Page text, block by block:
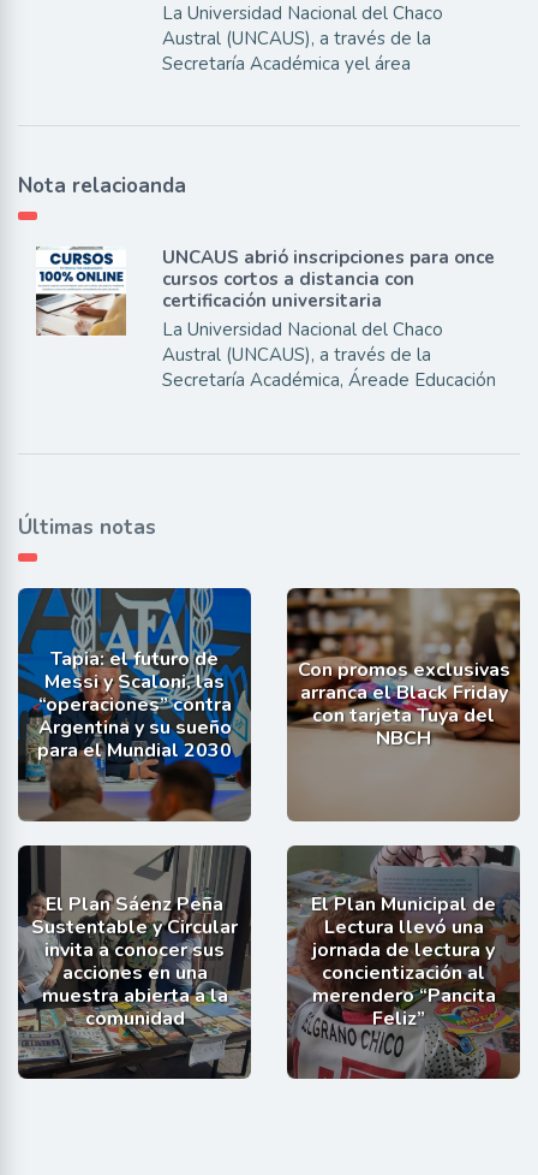
La Universidad Nacional del Chaco
Austral (UNCAUS), a través de la
Secretaría Académica yel área
Nota relacioanda
UNCAUS abrió inscripciones para once
cursos cortos a distancia con
certificación universitaria
La Universidad Nacional del Chaco
Austral (UNCAUS), a través de la
Secretaría Académica, Áreade Educación
Últimas notas
Tapia: el futuro de
Messi y Scaloni, las
“operaciones” contra
Argentina y su sueño
para el Mundial 2030
Con promos exclusivas
arranca el Black Friday
con tarjeta Tuya del
NBCH
El Plan Sáenz Peña
Sustentable y Circular
invita a conocer sus
acciones en una
muestra abierta a la
comunidad
El Plan Municipal de
Lectura llevó una
jornada de lectura y
concientización al
merendero “Pancita
Feliz”